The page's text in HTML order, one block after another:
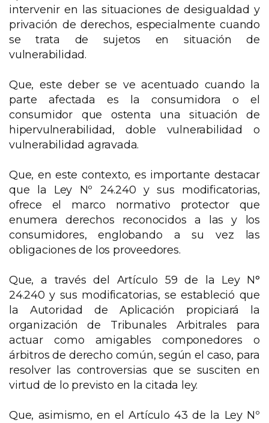
intervenir en las situaciones de desigualdad y
privación de derechos, especialmente cuando
se trata de sujetos en situación de
vulnerabilidad.
Que, este deber se ve acentuado cuando la
parte afectada es la consumidora o el
consumidor que ostenta una situación de
hipervulnerabilidad, doble vulnerabilidad o
vulnerabilidad agravada.
Que, en este contexto, es importante destacar
que la Ley Nº 24.240 y sus modificatorias,
ofrece el marco normativo protector que
enumera derechos reconocidos a las y los
consumidores, englobando a su vez las
obligaciones de los proveedores.
Que, a través del Artículo 59 de la Ley N°
24.240 y sus modificatorias, se estableció que
la Autoridad de Aplicación propiciará la
organización de Tribunales Arbitrales para
actuar como amigables componedores o
árbitros de derecho común, según el caso, para
resolver las controversias que se susciten en
virtud de lo previsto en la citada ley.
Que, asimismo, en el Artículo 43 de la Ley Nº